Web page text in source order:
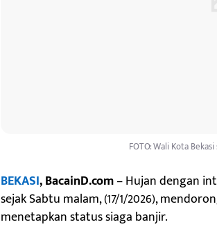
FOTO: Wali Kota
BEKASI, BacainD.com– Hujan dengan
sejak Sabtu malam, (17/1/2026),
menetapkan status siaga banjir.